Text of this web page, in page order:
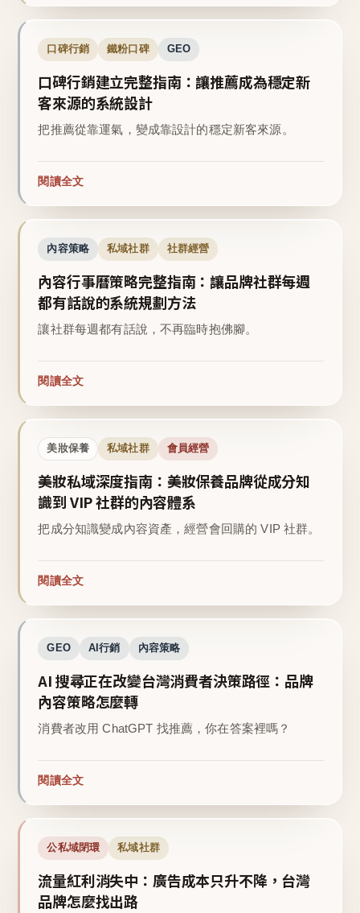
口碑行銷 鐵粉口碑 GEO
口碑行銷建立完整指南：讓推薦成為穩定新
客來源的系統設計
把推薦從靠運氣，變成靠設計的穩定新客來源。
閱讀全文
內容策略 私域社群 社群經營
內容行事曆策略完整指南：讓品牌社群每週
都有話說的系統規劃方法
讓社群每週都有話說，不再臨時抱佛腳。
閱讀全文
美妝保養 私域社群 會員經營
美妝私域深度指南：美妝保養品牌從成分知
識到 VIP 社群的內容體系
把成分知識變成內容資產，經營會回購的 VIP 社群。
閱讀全文
GEO AI行銷 內容策略
AI 搜尋正在改變台灣消費者決策路徑：品牌
內容策略怎麼轉
消費者改用 ChatGPT 找推薦，你在答案裡嗎？
閱讀全文
公私域閉環 私域社群
流量紅利消失中：廣告成本只升不降，台灣
品牌怎麼找出路